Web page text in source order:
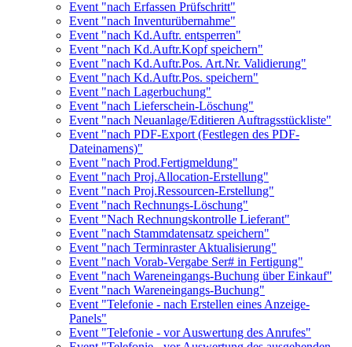
Event "nach Erfassen Prüfschritt"
Event "nach Inventurübernahme"
Event "nach Kd.Auftr. entsperren"
Event "nach Kd.Auftr.Kopf speichern"
Event "nach Kd.Auftr.Pos. Art.Nr. Validierung"
Event "nach Kd.Auftr.Pos. speichern"
Event "nach Lagerbuchung"
Event "nach Lieferschein-Löschung"
Event "nach Neuanlage/Editieren Auftragsstückliste"
Event "nach PDF-Export (Festlegen des PDF-
Dateinamens)"
Event "nach Prod.Fertigmeldung"
Event "nach Proj.Allocation-Erstellung"
Event "nach Proj.Ressourcen-Erstellung"
Event "nach Rechnungs-Löschung"
Event "Nach Rechnungskontrolle Lieferant"
Event "nach Stammdatensatz speichern"
Event "nach Terminraster Aktualisierung"
Event "nach Vorab-Vergabe Ser# in Fertigung"
Event "nach Wareneingangs-Buchung über Einkauf"
Event "nach Wareneingangs-Buchung"
Event "Telefonie - nach Erstellen eines Anzeige-
Panels"
Event "Telefonie - vor Auswertung des Anrufes"